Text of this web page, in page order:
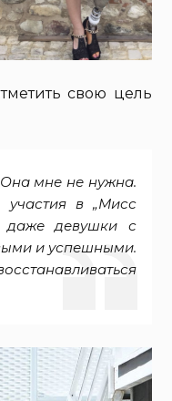
свою цель
мне не нужна.
участия в „Мисс
даже девушки с
и успешными.